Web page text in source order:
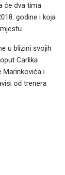
će dva tima
godine i koja
u blizini svojih
Carlika
Marinkovića i
od trenera